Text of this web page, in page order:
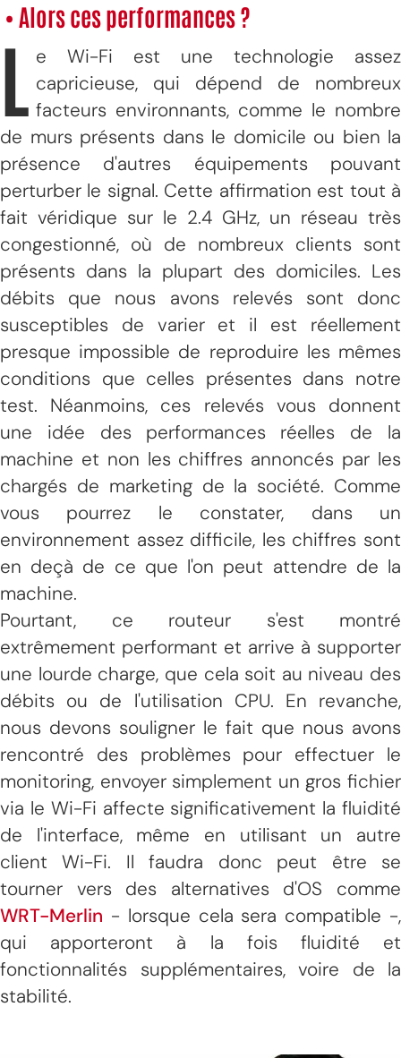
• Alors ces performances ?
L
e Wi-Fi est une technologie assez
capricieuse, qui dépend de nombreux
facteurs environnants, comme le nombre
de murs présents dans le domicile ou bien la
présence d'autres équipements pouvant
perturber le signal. Cette affirmation est tout à
fait véridique sur le 2.4 GHz, un réseau très
congestionné, où de nombreux clients sont
présents dans la plupart des domiciles. Les
débits que nous avons relevés sont donc
susceptibles de varier et il est réellement
presque impossible de reproduire les mêmes
conditions que celles présentes dans notre
test. Néanmoins, ces relevés vous donnent
une idée des performances réelles de la
machine et non les chiffres annoncés par les
chargés de marketing de la société. Comme
vous pourrez le constater, dans un
environnement assez difficile, les chiffres sont
en deçà de ce que l'on peut attendre de la
machine.
Pourtant, ce routeur s'est montré
extrêmement performant et arrive à supporter
une lourde charge, que cela soit au niveau des
débits ou de l'utilisation CPU. En revanche,
nous devons souligner le fait que nous avons
rencontré des problèmes pour effectuer le
monitoring, envoyer simplement un gros fichier
via le Wi-Fi affecte significativement la fluidité
de l'interface, même en utilisant un autre
client Wi-Fi. Il faudra donc peut être se
tourner vers des alternatives d'OS comme
WRT-Merlin - lorsque cela sera compatible -,
qui apporteront à la fois fluidité et
fonctionnalités supplémentaires, voire de la
stabilité.